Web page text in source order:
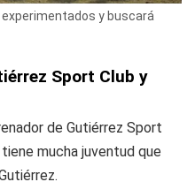
y buscará
Sport Club y
de Gutiérrez Sport
mucha juventud que